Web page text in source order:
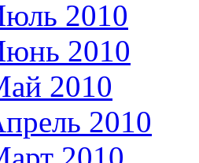
2010
2010
2010
2010